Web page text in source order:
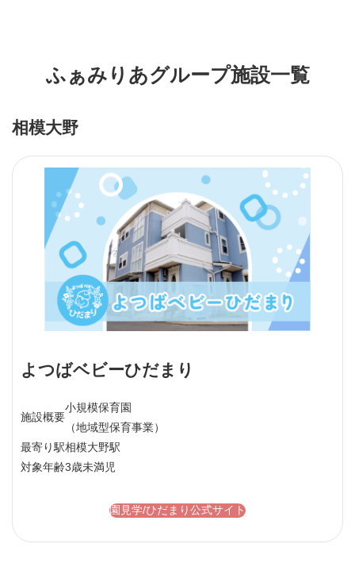
ふぁみりあグループ施設一覧
相模大野
よつばベビーひだまり
施設概要
小規模保育園
（地域型保育事業）
最寄り駅相模大野駅
対象年齢3歳未満児
園見学/ひだまり公式サイト